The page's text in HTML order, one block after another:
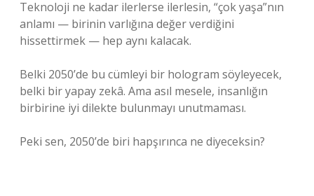
Teknoloji ne kadar ilerlerse ilerlesin, “çok yaşa”nın
anlamı — birinin varlığına değer verdiğini
hissettirmek — hep aynı kalacak.
Belki 2050’de bu cümleyi bir hologram söyleyecek,
belki bir yapay zekâ. Ama asıl mesele, insanlığın
birbirine iyi dilekte bulunmayı unutmaması.
Peki sen, 2050’de biri hapşırınca ne diyeceksin?